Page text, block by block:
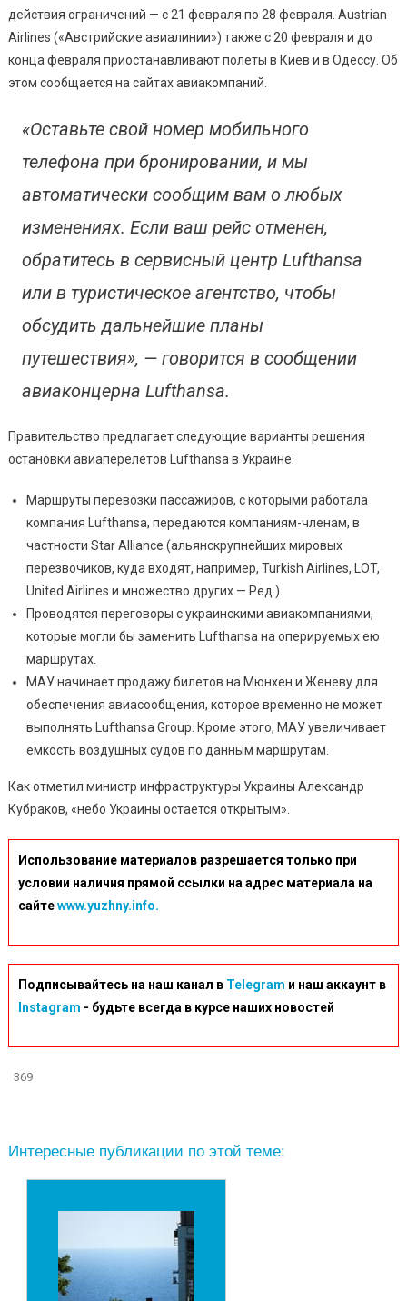
действия ограничений — с 21 февраля по 28 февраля. Austrian
Airlines («Австрийские авиалинии») также с 20 февраля и до
конца февраля приостанавливают полеты в Киев и в Одессу. Об
этом сообщается на сайтах авиакомпаний.
«Оставьте свой номер мобильного
телефона при бронировании, и мы
автоматически сообщим вам о любых
изменениях. Если ваш рейс отменен,
обратитесь в сервисный центр Lufthansa
или в туристическое агентство, чтобы
обсудить дальнейшие планы
путешествия», — говорится в сообщении
авиаконцерна Lufthansa.
Правительство предлагает следующие варианты решения
остановки авиаперелетов Lufthansa в Украине:
Маршруты перевозки пассажиров, с которыми работала
компания Lufthansa, передаются компаниям-членам, в
частности Star Alliance (альянскрупнейших мировых
перезвочиков, куда входят, например, Turkish Airlines, LOT,
United Airlines и множество других — Ред.).
Проводятся переговоры с украинскими авиакомпаниями,
которые могли бы заменить Lufthansa на оперируемых ею
маршрутах.
МАУ начинает продажу билетов на Мюнхен и Женеву для
обеспечения авиасообщения, которое временно не может
выполнять Lufthansa Group. Кроме этого, МАУ увеличивает
емкость воздушных судов по данным маршрутам.
Как отметил министр инфраструктуры Украины Александр
Кубраков, «небо Украины остается открытым».
Использование материалов разрешается только при
условии наличия прямой ссылки на адрес материала на
сайтеwww.yuzhny.info.
Подписывайтесь на наш канал в Telegram и наш аккаунт в
Instagram - будьте всегда в курсе наших новостей
369
Интересные публикации по этой теме: